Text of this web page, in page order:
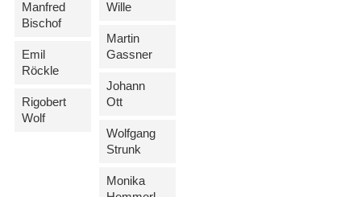
Manfred
Bischof
Emil
Röckle
Rigobert
Wolf
Wille
Martin
Gassner
Johann
Ott
Wolfgang
Strunk
Monika